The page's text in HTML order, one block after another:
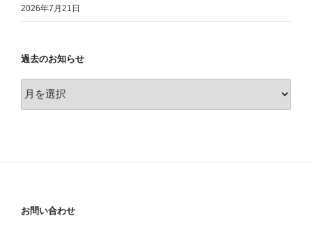
2026年7月21日
過去のお知らせ
去
お問い合わせ